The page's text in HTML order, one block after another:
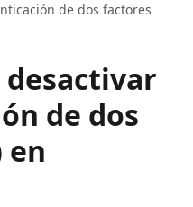
de dos factores
desactivar
de dos
en